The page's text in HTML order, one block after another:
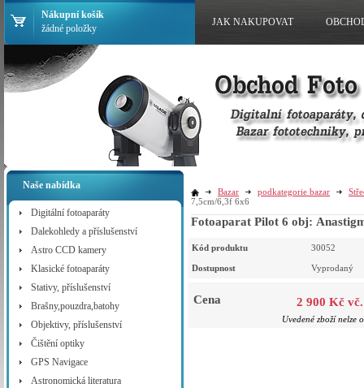
Naše nabídka
Digitální fotoaparáty
Dalekohledy a příslušenství
Astro CCD kamery
Klasické fotoaparáty
Stativy, příslušenství
Brašny,pouzdra,batohy
Objektivy, příslušenství
Čištění optiky
GPS Navigace
Astronomická literatura
Bazar podkategorie bazar
7,5cm/6,3f 6x6
Fotoaparat Pilot 6 obj:
Kód produktu 30052
Dostupnost Vyprodaný
Cena 2 900 Kč
Uvedené zboží nelze
Nákupní košík
žádné položky
JAK NAKUPOVAT